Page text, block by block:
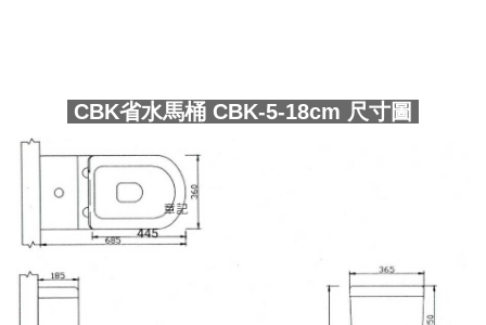
CBK省水馬桶 CBK-5-18cm 尺寸圖